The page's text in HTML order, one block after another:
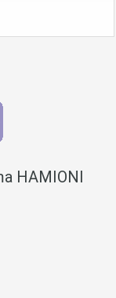
HAMIONI